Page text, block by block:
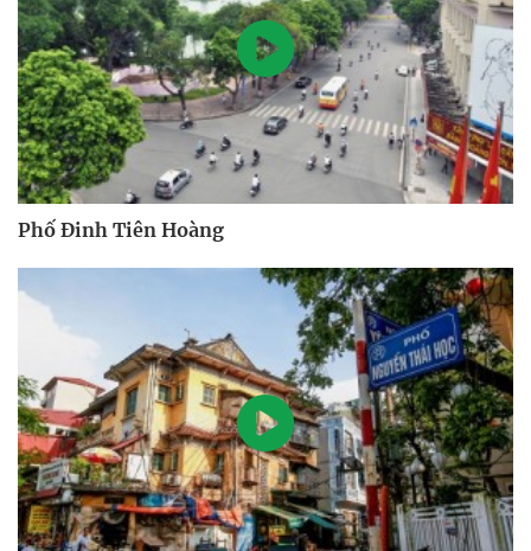
Phố Đinh Tiên Hoàng